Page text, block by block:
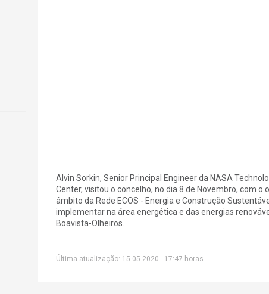
Alvin Sorkin, Senior Principal Engineer da NASA
Center, visitou o concelho, no dia 8 de Novembro, com
âmbito da Rede ECOS - Energia e Construção
implementar na área energética e das energias
Boavista-Olheiros.
Última atualização: 15.05.2020 - 17:47 horas